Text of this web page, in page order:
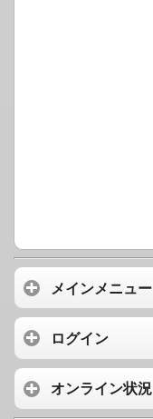
メインメニュー
ログイン
オンライン状況